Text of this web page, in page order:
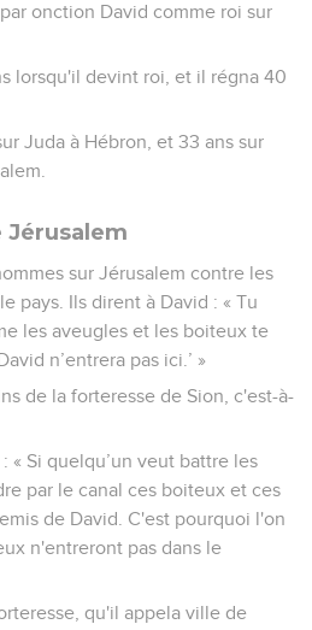
onction David comme roi sur
lorsqu'il devint roi, et il régna 40
Juda à Hébron, et 33 ans sur
Jérusalem
sur Jérusalem contre les
pays. Ils dirent à David : « Tu
les aveugles et les boiteux te
n’entrera pas ici.’ »
de la forteresse de Sion, c'est-à-
« Si quelqu’un veut battre les
par le canal ces boiteux et ces
de David. C'est pourquoi l'on
n'entreront pas dans le
qu'il appela ville de